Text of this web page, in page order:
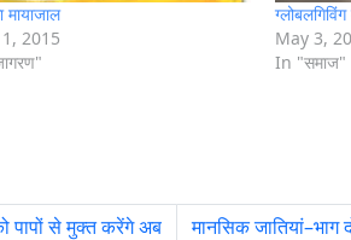
2015
May 3,
In "समाज"
पापों से मुक्त करेंगे अब मानसिक जातियां–भाग